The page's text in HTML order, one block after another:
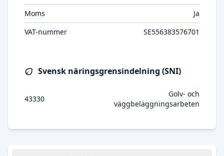
Moms
Ja
VAT-nummer
SE556383576701
Svensk näringsgrensindelning (SNI)
43330
Golv- och
väggbeläggningsarbeten